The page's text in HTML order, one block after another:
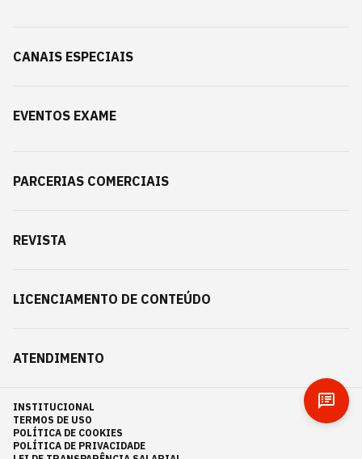
CANAIS ESPECIAIS
EVENTOS EXAME
PARCERIAS COMERCIAIS
REVISTA
LICENCIAMENTO DE CONTEÚDO
ATENDIMENTO
INSTITUCIONAL
TERMOS DE USO
POLÍTICA DE COOKIES
POLÍTICA DE PRIVACIDADE